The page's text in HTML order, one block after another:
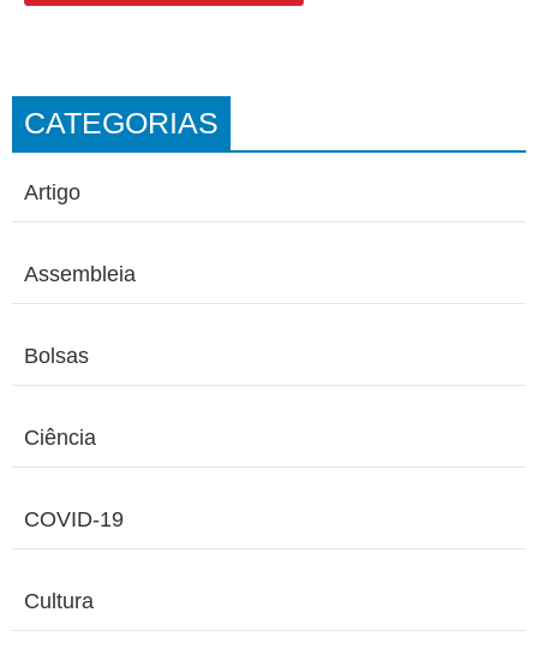
CATEGORIAS
Artigo
Assembleia
Bolsas
Ciência
COVID-19
Cultura